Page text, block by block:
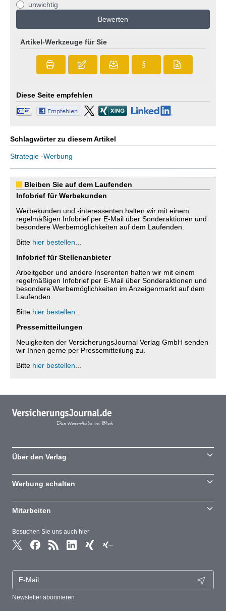
unwichtig
Bewerten
Artikel-Werkzeuge für Sie
§
Diese Seite empfehlen
Schlagwörter zu diesem Artikel
Strategie ·Werbung
Bleiben Sie auf dem Laufenden
Infobrief für Werbekunden
Werbekunden und -interessenten halten wir mit einem
regelmäßigen Infobrief per E-Mail über Sonderaktionen und
besondere Werbemöglichkeiten auf dem Laufenden.
Bitte hier bestellen
Infobrief für Stellenanbieter
Arbeitgeber und andere Inserenten halten wir mit einem
regelmäßigen Infobrief per E-Mail über Sonderaktionen und
besondere Werbemöglichkeiten im Anzeigenmarkt auf dem
Laufenden.
Bitte hier bestellen
Pressemitteilungen
Neuigkeiten der VersicherungsJournal Verlag GmbH senden
wir Ihnen gerne per Pressemitteilung zu.
Bitte hier bestellen
Besuchen Sie uns auch hier
Newsletter abonnieren
Über den Verlag
Werbung schalten
Mitarbeiten